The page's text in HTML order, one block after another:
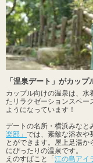
「温泉デート」がカップ
カップル向けの温泉は、水
たリラクゼーションスペ
ようになっています！
デートの名所・横浜みなと
楽部」 では、素敵な浴衣や
とができます。屋上足湯
にぴったりの温泉です。
えのすぱこと「江の島アイ